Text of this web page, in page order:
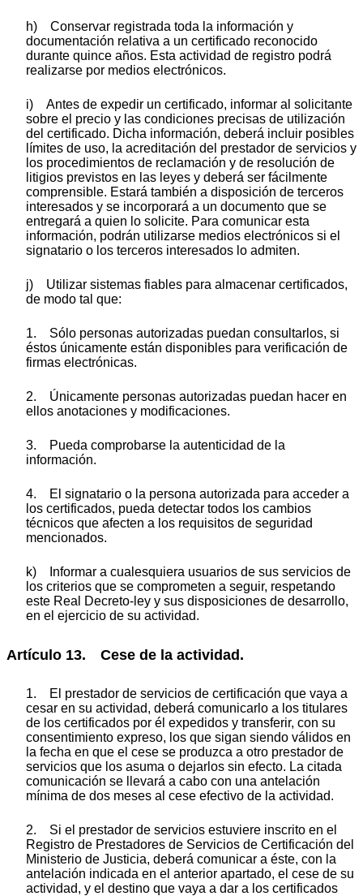
h) Conservar registrada toda la información y
documentación relativa a un certificado reconocido
durante quince años. Esta actividad de registro podrá
realizarse por medios electrónicos.
i) Antes de expedir un certificado, informar al solicitante
sobre el precio y las condiciones precisas de utilización
del certificado. Dicha información, deberá incluir posibles
límites de uso, la acreditación del prestador de servicios y
los procedimientos de reclamación y de resolución de
litigios previstos en las leyes y deberá ser fácilmente
comprensible. Estará también a disposición de terceros
interesados y se incorporará a un documento que se
entregará a quien lo solicite. Para comunicar esta
información, podrán utilizarse medios electrónicos si el
signatario o los terceros interesados lo admiten.
j) Utilizar sistemas fiables para almacenar certificados,
de modo tal que:
1. Sólo personas autorizadas puedan consultarlos, si
éstos únicamente están disponibles para verificación de
firmas electrónicas.
2. Únicamente personas autorizadas puedan hacer en
ellos anotaciones y modificaciones.
3. Pueda comprobarse la autenticidad de la
información.
4. El signatario o la persona autorizada para acceder a
los certificados, pueda detectar todos los cambios
técnicos que afecten a los requisitos de seguridad
mencionados.
k) Informar a cualesquiera usuarios de sus servicios de
los criterios que se comprometen a seguir, respetando
este Real Decreto-ley y sus disposiciones de desarrollo,
en el ejercicio de su actividad.
Artículo 13. Cese de la actividad.
1. El prestador de servicios de certificación que vaya a
cesar en su actividad, deberá comunicarlo a los titulares
de los certificados por él expedidos y transferir, con su
consentimiento expreso, los que sigan siendo válidos en
la fecha en que el cese se produzca a otro prestador de
servicios que los asuma o dejarlos sin efecto. La citada
comunicación se llevará a cabo con una antelación
mínima de dos meses al cese efectivo de la actividad.
2. Si el prestador de servicios estuviere inscrito en el
Registro de Prestadores de Servicios de Certificación del
Ministerio de Justicia, deberá comunicar a éste, con la
antelación indicada en el anterior apartado, el cese de su
actividad, y el destino que vaya a dar a los certificados